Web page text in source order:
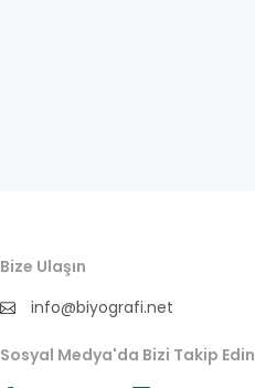
Bize Ulaşın
info@biyografi.net
Sosyal Medya'da Bizi Takip Edin